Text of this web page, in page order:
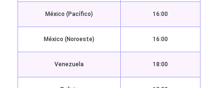
México (Pacífico) 16:00
México (Noroeste) 16:00
Venezuela 18:00